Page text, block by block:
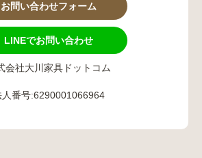
お問い合わせフォーム
LINEでお問い合わせ
会社大川家具ドットコム
人番号:6290001066964